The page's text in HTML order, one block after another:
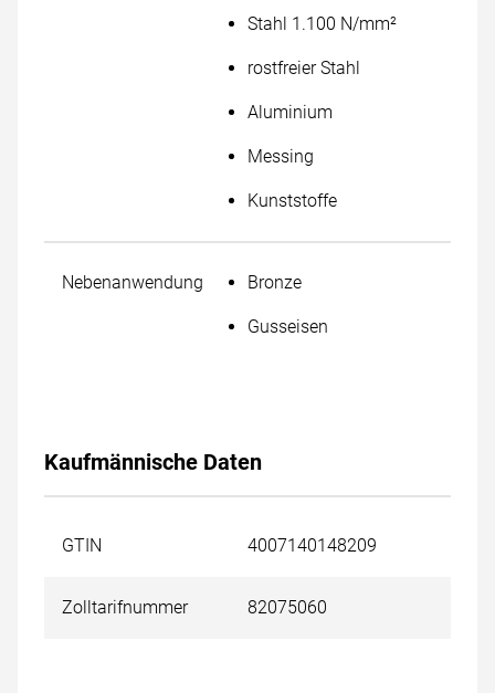
Stahl 1.100 N/mm²
rostfreier Stahl
Aluminium
Messing
Kunststoffe
Nebenanwendung Bronze
Gusseisen
Kaufmännische Daten
GTIN 4007140148209
Zolltarifnummer 82075060